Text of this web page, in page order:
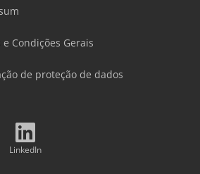
e Condições Gerais
de proteção de dados
LinkedIn